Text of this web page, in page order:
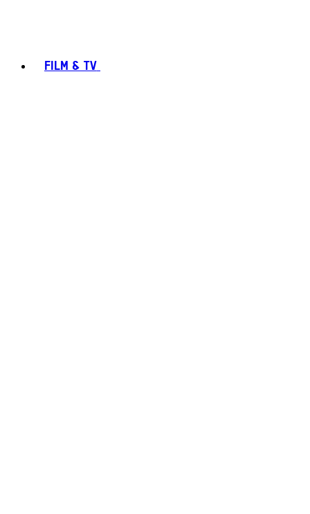
FILM & TV